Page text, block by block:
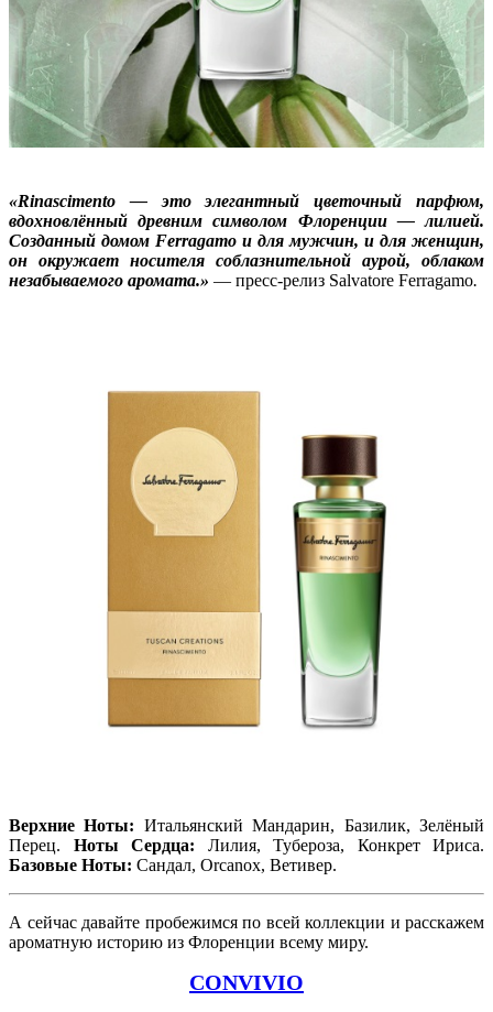
«Rinascimento — это элегантный цветочный парфюм,
вдохновлённый древним символом Флоренции — лилией.
Созданный домом Ferragamo и для мужчин, и для женщин,
он окружает носителя соблазнительной аурой, облаком
незабываемого аромата.» — пресс-релиз Salvatore Ferragamo.
Верхние Ноты: Итальянский Мандарин, Базилик, Зелёный
Перец. Ноты Сердца: Лилия, Тубероза, Конкрет Ириса.
Базовые Ноты: Сандал, Orcanox, Ветивер.
А сейчас давайте пробежимся по всей коллекции и расскажем
ароматную историю из Флоренции всему миру.
CONVIVIO